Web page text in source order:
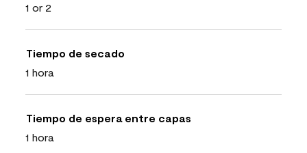
1 or 2
Tiempo de secado
1 hora
Tiempo de espera entre capas
1 hora